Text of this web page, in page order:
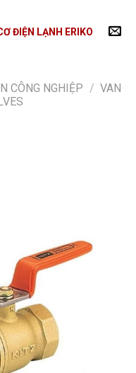
ĐIỆN LẠNH ERIKO
CÔNG NGHIỆP / VAN